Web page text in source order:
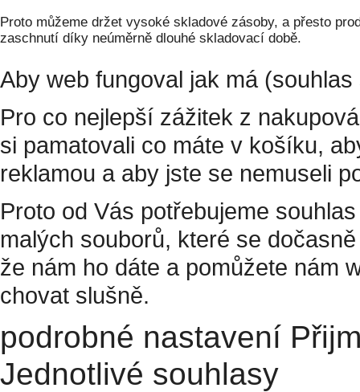
Proto můžeme držet vysoké skladové zásoby, a přesto
zaschnutí díky neúměrně dlouhé skladovací době.
Aby web fungoval jak má
Pro co nejlepší zážitek z
si pamatovali co máte v košíku,
reklamou a aby jste se nemuseli
Proto od Vás potřebujeme
malých souborů, které se
že nám ho dáte a pomůžete nám
chovat slušně.
podrobné nastavení
Jednotlivé souhlasy